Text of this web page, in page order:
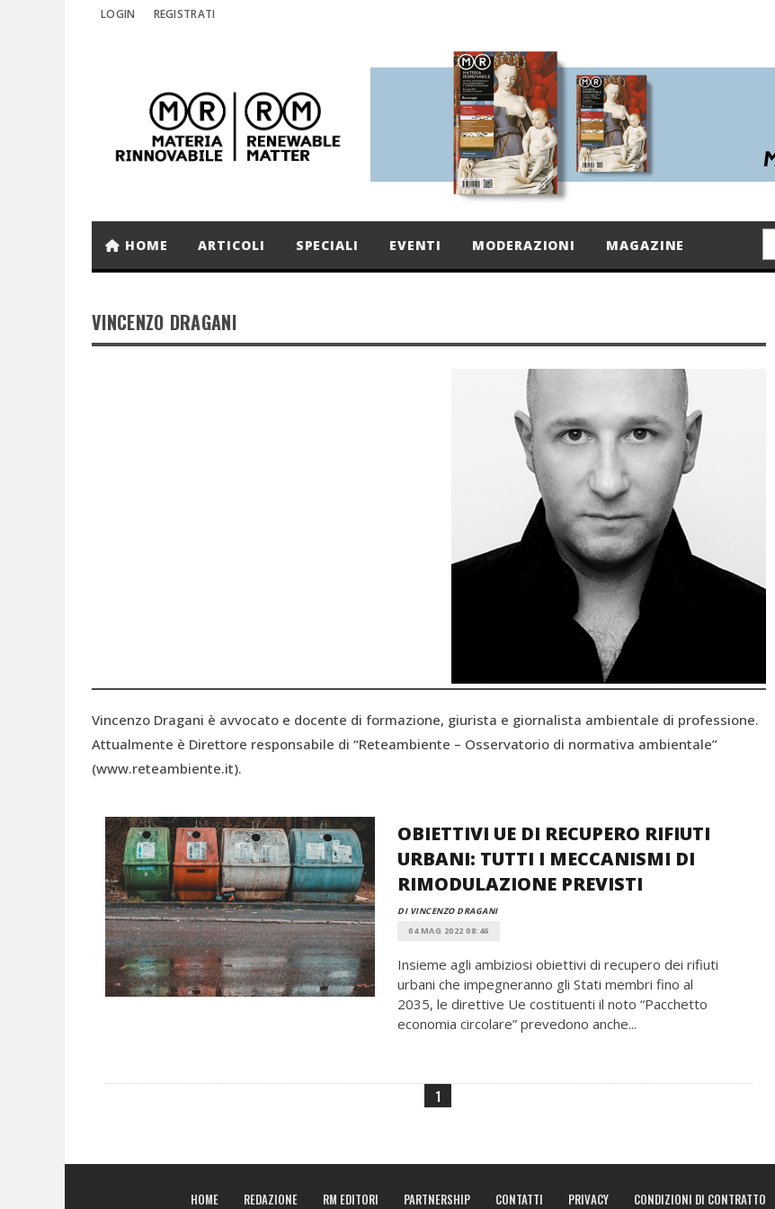
LOGIN REGISTRATI
HOME ARTICOLI SPECIALI EVENTI MODERAZIONI MAGAZINE
VINCENZO DRAGANI
Vincenzo Dragani è avvocato e docente di formazione, giurista e giornalista ambientale di professione.
Attualmente è Direttore responsabile di “Reteambiente – Osservatorio di normativa ambientale”
(www.reteambiente.it).
OBIETTIVI UE DI RECUPERO RIFIUTI
URBANI: TUTTI I MECCANISMI DI
RIMODULAZIONE PREVISTI
DI VINCENZO DRAGANI
04 MAG 2022 08:46
Insieme agli ambiziosi obiettivi di recupero dei rifiuti
urbani che impegneranno gli Stati membri fino al
2035, le direttive Ue costituenti il noto “Pacchetto
economia circolare” prevedono anche...
1
HOME REDAZIONE RM EDITORI PARTNERSHIP CONTATTI PRIVACY CONDIZIONI DI CONTRATTO